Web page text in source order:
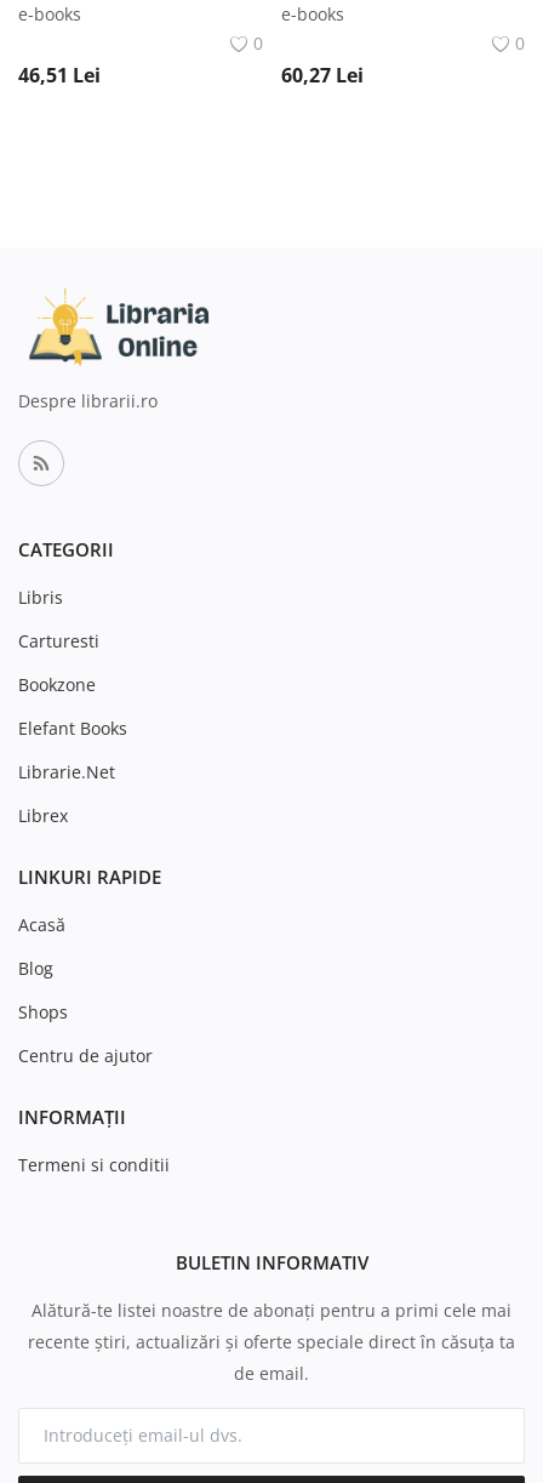
e-books
0
46,51 Lei
e-books
0
60,27 Lei
Despre librarii.ro
CATEGORII
Libris
Carturesti
Bookzone
Elefant Books
Librarie.Net
Librex
LINKURI RAPIDE
Acasă
Blog
Shops
Centru de ajutor
INFORMAȚII
Termeni si conditii
BULETIN INFORMATIV
Alătură-te listei noastre de abonați pentru a primi cele mai
recente știri, actualizări și oferte speciale direct în căsuța ta
de email.